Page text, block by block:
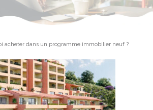
acheter dans un programme immobilier neuf ?